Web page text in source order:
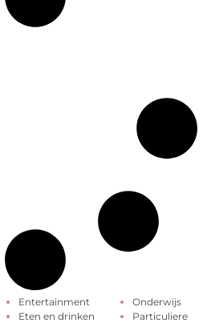
Entertainment
Eten en drinken
Onderwijs
Particuliere